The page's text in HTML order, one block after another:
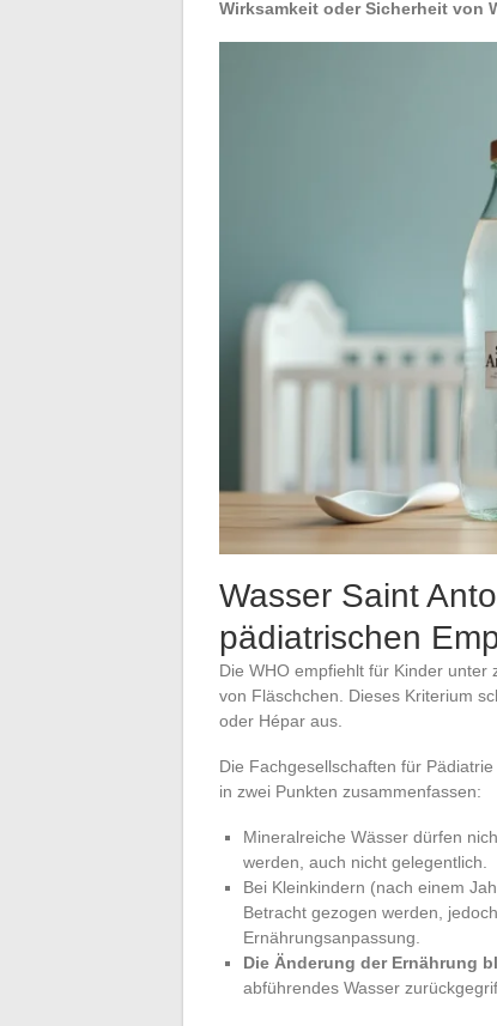
Wirksamkeit oder Sicherheit von
Wasser Saint
pädiatrischen
Die WHO empfiehlt für Kinder unter
von Fläschchen. Dieses Kriterium
oder Hépar aus.
Die Fachgesellschaften für
in zwei Punkten zusammenfassen:
Mineralreiche Wässer dürfen
werden, auch nicht gelegentlich.
Bei Kleinkindern (nach einem
Betracht gezogen werden,
Ernährungsanpassung.
Die Änderung der Ernährung
abführendes Wasser